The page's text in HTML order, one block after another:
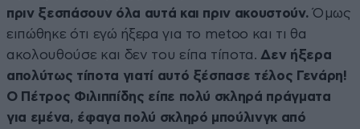
πριν ξεσπάσουν όλα αυτά και πριν ακουστούν. Όμως
ειπώθηκε ότι εγώ ήξερα για το metoo και τι θα
ακολουθούσε και δεν του είπα τίποτα. Δεν ήξερα
απολύτως τίποτα γιατί αυτό ξέσπασε τέλος Γενάρη!
Ο Πέτρος Φιλιππίδης είπε πολύ σκληρά πράγματα
για εμένα, έφαγα πολύ σκληρό μπούλινγκ από